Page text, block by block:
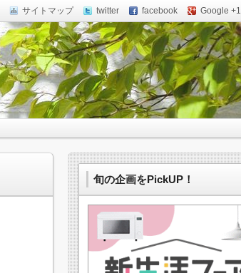
サイトマップ twitter facebook Google +1
旬の企画をPickUP！